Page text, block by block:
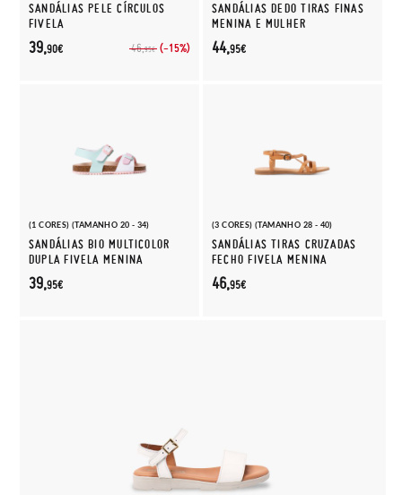
SANDÁLIAS PELE CÍRCULOS
FIVELA
46,95€ (-15%)
39,90€
SANDÁLIAS DEDO TIRAS FINAS
MENINA E MULHER
44,95€
(1 CORES) (TAMANHO 20 - 34)
SANDÁLIAS BIO MULTICOLOR
DUPLA FIVELA MENINA
39,95€
(3 CORES) (TAMANHO 28 - 40)
SANDÁLIAS TIRAS CRUZADAS
FECHO FIVELA MENINA
46,95€